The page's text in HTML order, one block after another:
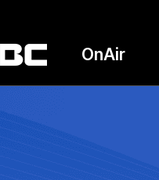
OnAir